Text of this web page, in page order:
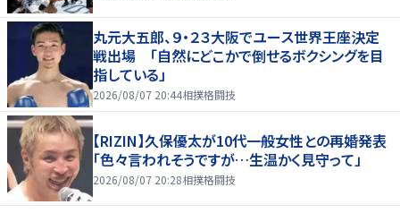
丸元大五郎、９・２３大阪でユース世界王座決定
戦出場 「自然にどこかで倒せるボクシングを目
指している」
2026/08/07 20:44相撲格闘技
【RIZIN】久保優太が10代一般女性との再婚発表
「色々言われそうですが…生温かく見守って」
2026/08/07 20:28相撲格闘技